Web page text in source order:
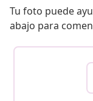
Tu foto puede
abajo para